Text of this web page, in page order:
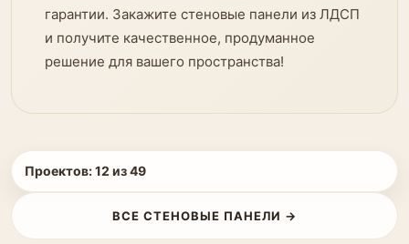
гарантии. Закажите стеновые панели из ЛДСП
и получите качественное, продуманное
решение для вашего пространства!
Проектов:12 из49
ВСЕ СТЕНОВЫЕ ПАНЕЛИ →